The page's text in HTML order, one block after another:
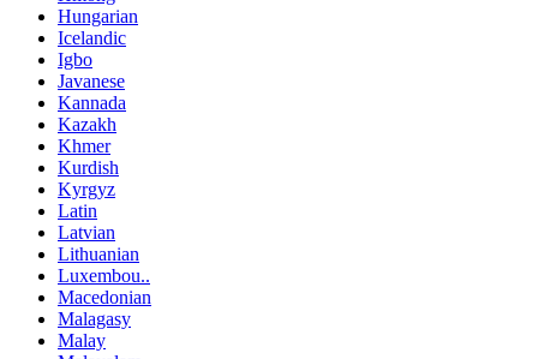
Hungarian
Icelandic
Igbo
Javanese
Kannada
Kazakh
Khmer
Kurdish
Kyrgyz
Latin
Latvian
Lithuanian
Luxembou..
Macedonian
Malagasy
Malay